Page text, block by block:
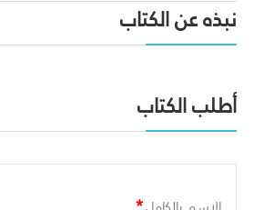
نبذه عن الكتاب
أطلب الكتاب